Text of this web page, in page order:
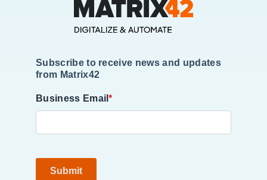
Subscribe to receive news and updates
from Matrix42
Business Email*
Submit